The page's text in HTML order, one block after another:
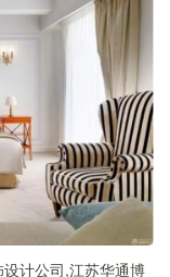
计公司,江苏华通博